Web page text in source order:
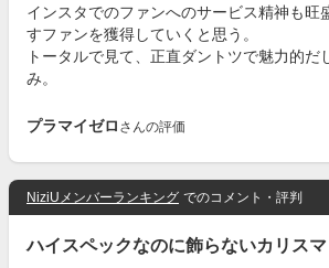
インスタでのファンへのサービス精神も旺
すファンを獲得していくと思う。
トータルで見て、正直ダントツで魅力的だ
み。
プラマイゼロ さんの評価
NiziUメンバーランキング でのコメント・評判
ハイスペックなのに飾らないカリスマ